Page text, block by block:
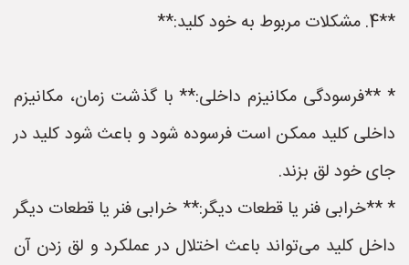
**4. مشکلات مربوط به خود کلید:**
* **فرسودگی مکانیزم داخلی:** با گذشت زمان، مکانیزم
داخلی کلید ممکن است فرسوده شود و باعث شود کلید در
جای خود لق بزند.
* **خرابی فنر یا قطعات دیگر:** خرابی فنر یا قطعات دیگر
داخل کلید می‌تواند باعث اختلال در عملکرد و لق زدن آن